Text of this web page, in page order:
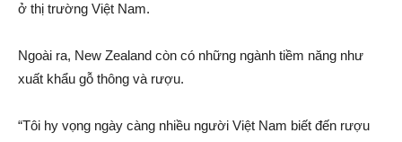
ở thị trường Việt Nam.
Ngoài ra, New Zealand còn có những ngành tiềm năng như
xuất khẩu gỗ thông và rượ‌u.
“Tôi hy vọng ngày càng nhiều người Việt Nam biết đến rượ‌u